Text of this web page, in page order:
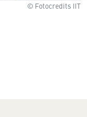
© Fotocredits IIT